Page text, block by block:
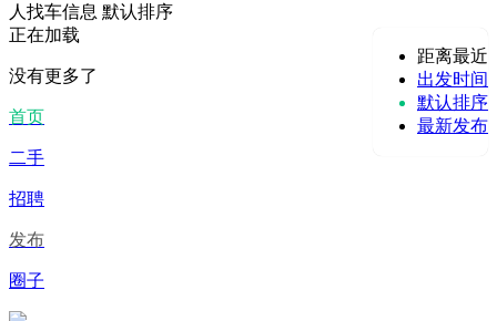
人找车信息 默认排序
距离最近
出发时间
默认排序
最新发布
正在加载
没有更多了
首页
二手
招聘
发布
圈子